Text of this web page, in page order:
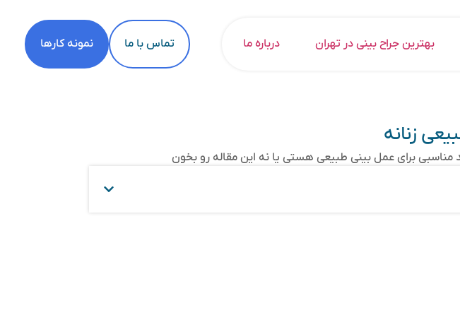
بهترین جراح بینی در تهران درباره ما تماس با ما نمونه کارها
زنانه
مناسبی برای عمل بینی طبیعی هستی یا نه این مقاله رو بخون